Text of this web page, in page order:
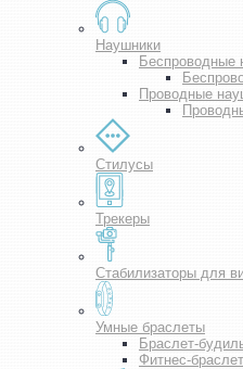
Наушники
Беспроводные
Проводные
Стилусы
Трекеры
Стабилизаторы для
Умные браслеты
Браслет-
Фитнес-